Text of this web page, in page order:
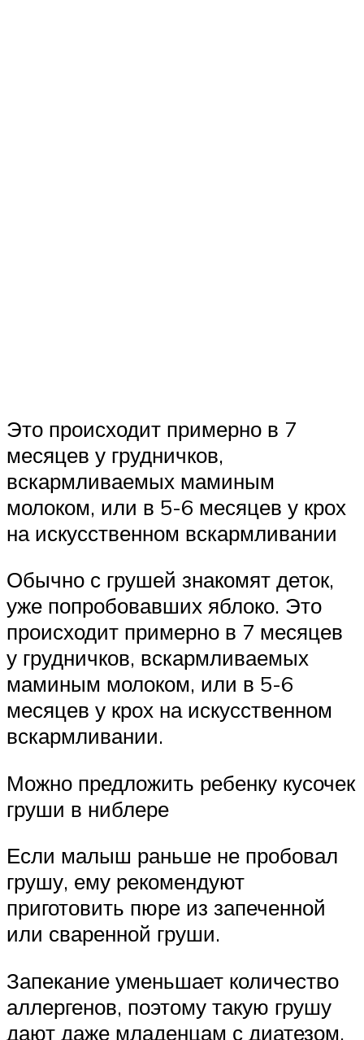
Это происходит примерно в 7
месяцев у грудничков,
вскармливаемых маминым
молоком, или в 5-6 месяцев у крох
на искусственном вскармливании
Обычно с грушей знакомят деток,
уже попробовавших яблоко. Это
происходит примерно в 7 месяцев
у грудничков, вскармливаемых
маминым молоком, или в 5-6
месяцев у крох на искусственном
вскармливании.
Можно предложить ребенку кусочек
груши в ниблере
Если малыш раньше не пробовал
грушу, ему рекомендуют
приготовить пюре из запеченной
или сваренной груши.
Запекание уменьшает количество
аллергенов, поэтому такую грушу
дают даже младенцам с диатезом.